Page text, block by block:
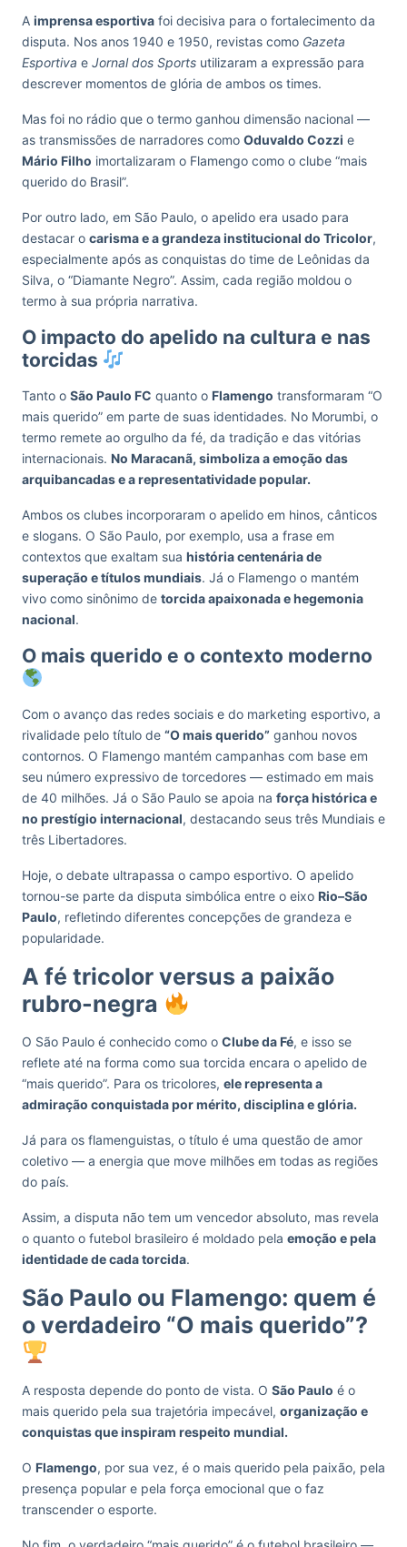
A imprensa esportiva foi decisiva para o fortalecimento da
disputa. Nos anos 1940 e 1950, revistas como Gazeta
Esportiva e Jornal dos Sports utilizaram a expressão para
descrever momentos de glória de ambos os times.
Mas foi no rádio que o termo ganhou dimensão nacional —
as transmissões de narradores como Oduvaldo Cozzi e
Mário Filho imortalizaram o Flamengo como o clube “mais
querido do Brasil”.
Por outro lado, em São Paulo, o apelido era usado para
destacar o carisma e a grandeza institucional do Tricolor,
especialmente após as conquistas do time de Leônidas da
Silva, o “Diamante Negro”. Assim, cada região moldou o
termo à sua própria narrativa.
O impacto do apelido na cultura e nas
torcidas
Tanto o São Paulo FC quanto o Flamengo transformaram “O
mais querido” em parte de suas identidades. No Morumbi, o
termo remete ao orgulho da fé, da tradição e das vitórias
internacionais. No Maracanã, simboliza a emoção das
arquibancadas e a representatividade popular.
Ambos os clubes incorporaram o apelido em hinos, cânticos
e slogans. O São Paulo, por exemplo, usa a frase em
contextos que exaltam sua história centenária de
superação e títulos mundiais. Já o Flamengo o mantém
vivo como sinônimo de torcida apaixonada e hegemonia
nacional.
O mais querido e o contexto moderno
Com o avanço das redes sociais e do marketing esportivo, a
rivalidade pelo título de “O mais querido” ganhou novos
contornos. O Flamengo mantém campanhas com base em
seu número expressivo de torcedores — estimado em mais
de 40 milhões. Já o São Paulo se apoia na força histórica e
no prestígio internacional, destacando seus três Mundiais e
três Libertadores.
Hoje, o debate ultrapassa o campo esportivo. O apelido
tornou-se parte da disputa simbólica entre o eixo Rio–São
Paulo, refletindo diferentes concepções de grandeza e
popularidade.
A fé tricolor versus a paixão
rubro-negra
O São Paulo é conhecido como o Clube da Fé, e isso se
reflete até na forma como sua torcida encara o apelido de
“mais querido”. Para os tricolores, ele representa a
admiração conquistada por mérito, disciplina e glória.
Já para os flamenguistas, o título é uma questão de amor
coletivo — a energia que move milhões em todas as regiões
do país.
Assim, a disputa não tem um vencedor absoluto, mas revela
o quanto o futebol brasileiro é moldado pela emoção e pela
identidade de cada torcida.
São Paulo ou Flamengo: quem é
o verdadeiro “O mais querido”?
A resposta depende do ponto de vista. O São Paulo é o
mais querido pela sua trajetória impecável, organização e
conquistas que inspiram respeito mundial.
O Flamengo, por sua vez, é o mais querido pela paixão, pela
presença popular e pela força emocional que o faz
transcender o esporte.